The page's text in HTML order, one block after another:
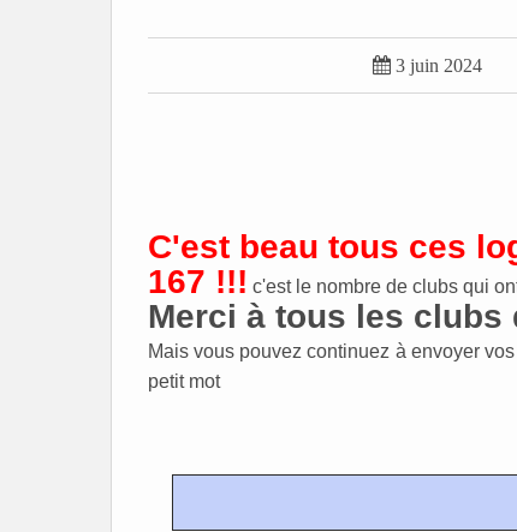
 3 juin 2024
C'est beau tous ces
167 !!! c'est le nombre de clubs qui
Merci à tous les
Mais vous pouvez continuez à envoyer
petit mot